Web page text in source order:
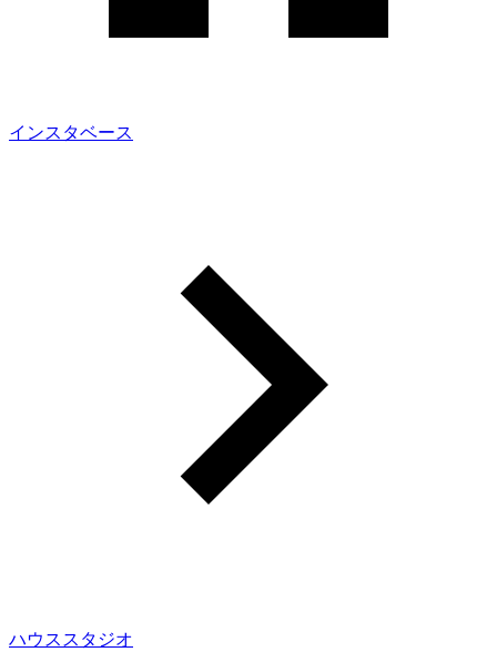
インスタベース
ハウススタジオ